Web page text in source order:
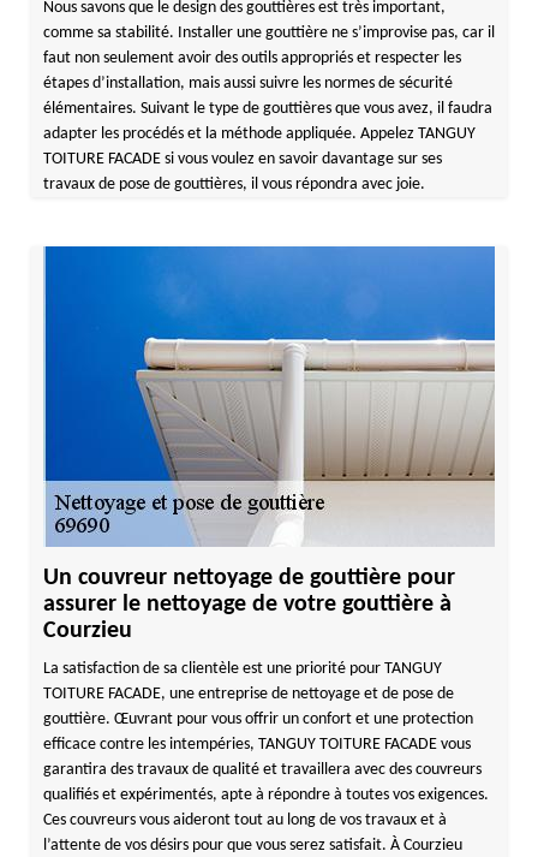
Nous savons que le design des gouttières est très important,
comme sa stabilité. Installer une gouttière ne s’improvise pas, car il
faut non seulement avoir des outils appropriés et respecter les
étapes d’installation, mais aussi suivre les normes de sécurité
élémentaires. Suivant le type de gouttières que vous avez, il faudra
adapter les procédés et la méthode appliquée. Appelez TANGUY
TOITURE FACADE si vous voulez en savoir davantage sur ses
travaux de pose de gouttières, il vous répondra avec joie.
Un couvreur nettoyage de gouttière pour
assurer le nettoyage de votre gouttière à
Courzieu
La satisfaction de sa clientèle est une priorité pour TANGUY
TOITURE FACADE, une entreprise de nettoyage et de pose de
gouttière. Œuvrant pour vous offrir un confort et une protection
efficace contre les intempéries, TANGUY TOITURE FACADE vous
garantira des travaux de qualité et travaillera avec des couvreurs
qualifiés et expérimentés, apte à répondre à toutes vos exigences.
Ces couvreurs vous aideront tout au long de vos travaux et à
l’attente de vos désirs pour que vous serez satisfait. À Courzieu